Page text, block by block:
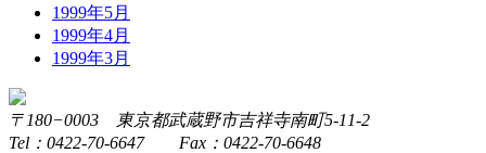
1999年5月
1999年4月
1999年3月
〒180−0003 東京都武蔵野市吉祥寺南町5-11-2
Tel：0422-70-6647 Fax：0422-70-6648